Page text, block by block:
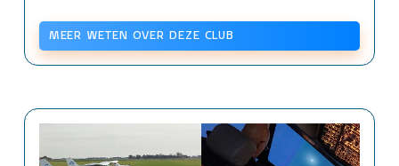
MEER WETEN OVER DEZE CLUB